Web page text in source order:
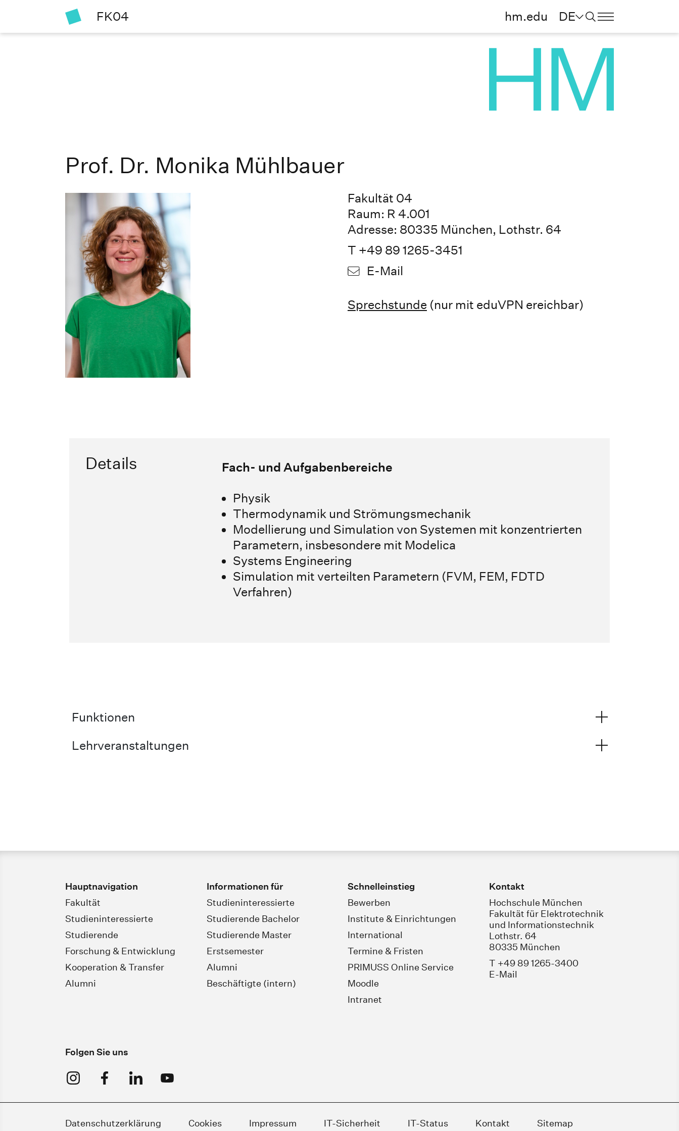
FK04 hm.edu DE
Prof. Dr. Monika Mühlbauer
Fakultät 04
Raum: R 4.001
Adresse: 80335 München, Lothstr. 64
T +49 89 1265-3451
E-Mail
Sprechstunde (nur mit eduVPN ereichbar)
Details Fach- und Aufgabenbereiche
Physik
Thermodynamik und Strömungsmechanik
Modellierung und Simulation von Systemen mit konzentrierten
Parametern, insbesondere mit Modelica
Systems Engineering
Simulation mit verteilten Parametern (FVM, FEM, FDTD
Verfahren)
Funktionen
Lehrveranstaltungen
Hauptnavigation
Fakultät
Studieninteressierte
Studierende
Forschung & Entwicklung
Kooperation & Transfer
Alumni
Informationen für
Studieninteressierte
Studierende Bachelor
Studierende Master
Erstsemester
Alumni
Beschäftigte (intern)
Schnelleinstieg
Bewerben
Institute & Einrichtungen
International
Termine & Fristen
PRIMUSS Online Service
Moodle
Intranet
Kontakt
Hochschule München
Fakultät für Elektrotechnik
und Informationstechnik
Lothstr. 64
80335 München
T +49 89 1265-3400
E-Mail
Folgen Sie uns
Datenschutzerklärung Cookies Impressum IT-Sicherheit IT-Status Kontakt
Sitemap